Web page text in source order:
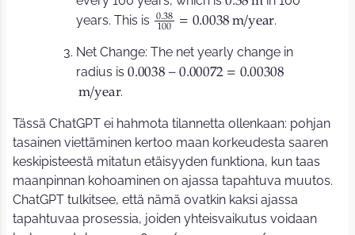
0.38m
years. This is 0.38
100 = 0.0038m/year.
Net Change: The net yearly change in
radius is 0.0038−0.00072 = 0.00308
m/year.
Tässä ChatGPT ei hahmota tilannetta ollenkaan: pohjan
tasainen viettäminen kertoo maan korkeudesta saaren
keskipisteestä mitatun etäisyyden funktiona, kun taas
maanpinnan kohoaminen on ajassa tapahtuva muutos.
ChatGPT tulkitsee, että nämä ovatkin kaksi ajassa
tapahtuvaa prosessia, joiden yhteisvaikutus voidaan